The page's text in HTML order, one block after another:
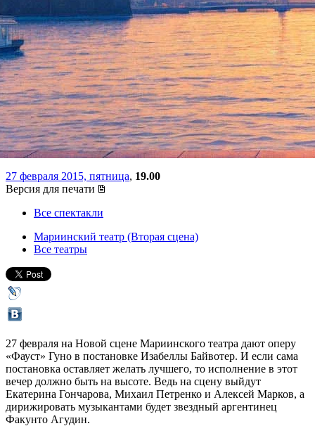
Екатерина Гончарова,
Михаил Петренко и Алексей
Марков споют в «Фаусте» в
Мариинском
27 февраля 2015, пятница, 19.00
Версия для печати
Все спектакли
Мариинский театр (Вторая сцена)
Все театры
27 февраля на Новой сцене Мариинского театра дают оперу
«Фауст» Гуно в постановке Изабеллы Байвотер. И если сама
постановка оставляет желать лучшего, то исполнение в этот
вечер должно быть на высоте. Ведь на сцену выйдут
Екатерина Гончарова, Михаил Петренко и Алексей Марков, а
дирижировать музыкантами будет звездный аргентинец
Факунто Агудин.